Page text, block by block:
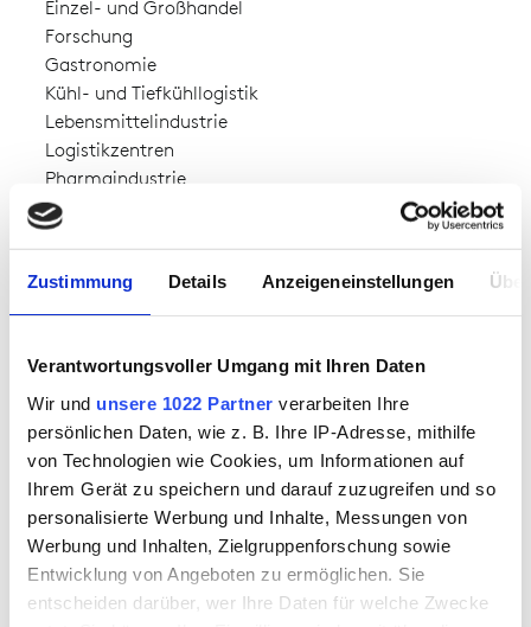
Zustimmung Details Anzeigeneinstellungen
Verantwortungsvoller Umgang mit Ihren Daten
Wir und unsere 1022 Partner verarbeiten Ihre
persönlichen Daten, wie z. B. Ihre IP-Adresse, mithilfe
von Technologien wie Cookies, um Informationen auf
Ihrem Gerät zu speichern und darauf zuzugreifen und so
personalisierte Werbung und Inhalte, Messungen von
Werbung und Inhalten, Zielgruppenforschung sowie
Entwicklung von Angeboten zu ermöglichen. Sie
entscheiden darüber, wer Ihre Daten für welche Zwecke
Einzel- und Großhandel
Forschung
Gastronomie
Kühl- und Tiefkühllogistik
Lebensmittelindustrie
Logistikzentren
Pharmaindustrie
VERFÜGBARKEIT
ab Lager verfügbar
MATERIAL
Comfort
Oberstoff 1:100% Polyamid
Teddyfutter 1:100% Polyester